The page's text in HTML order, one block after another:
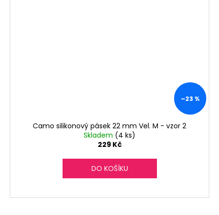
–23 %
Camo silikonový pásek 22 mm Vel. M - vzor 2
Skladem (4 ks)
229 Kč
DO KOŠÍKU